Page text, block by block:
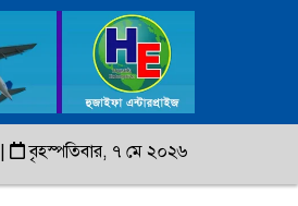
| বৃহস্পতিবার, ৭ মে ২০২৬